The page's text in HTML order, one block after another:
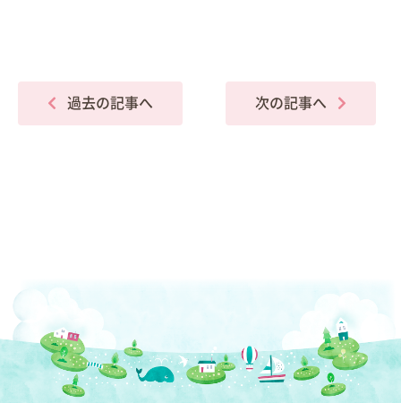
過去の記事へ 次の記事へ